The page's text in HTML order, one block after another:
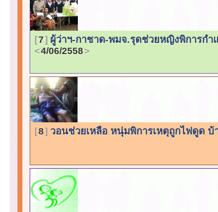
7 ผู้ว่าฯ-กาชาด-พมจ.รุดช่วยหญิงพิการกำ
4/06/2558
8 วอนช่วยเหลือ หนุ่มพิการเหตุถูกไฟดูด